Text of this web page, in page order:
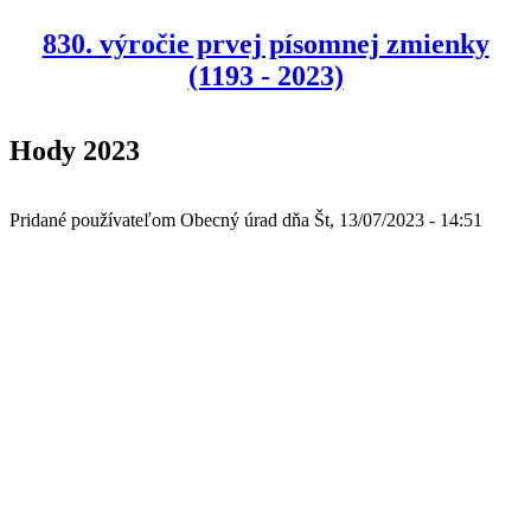
830. výročie prvej písomnej zmienky
(1193 - 2023)
Hody 2023
Pridané používateľom Obecný úrad dňa Št, 13/07/2023 - 14:51